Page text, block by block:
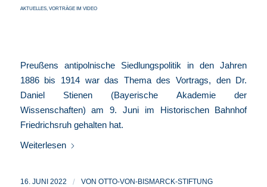
AKTUELLES, VORTRÄGE IM VIDEO
Preußens antipolnische Siedlungspolitik in den Jahren
1886 bis 1914 war das Thema des Vortrags, den Dr.
Daniel Stienen (Bayerische Akademie der
Wissenschaften) am 9. Juni im Historischen Bahnhof
Friedrichsruh gehalten hat.
Weiterlesen
16. JUNI 2022 / VON OTTO-VON-BISMARCK-STIFTUNG